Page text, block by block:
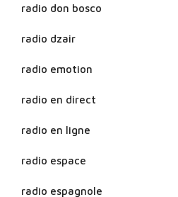
radio don bosco
radio dzair
radio emotion
radio en direct
radio en ligne
radio espace
radio espagnole